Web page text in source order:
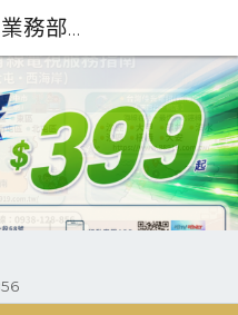
台灣佳光電訊台中業務部陳聖閎-第四台光纖裝機0938-128-856